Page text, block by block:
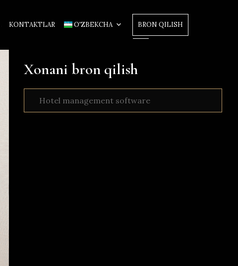
KONTAKTLAR O'ZBEKCHA BRON QILISH
Xonani bron qilish
Hotel management software